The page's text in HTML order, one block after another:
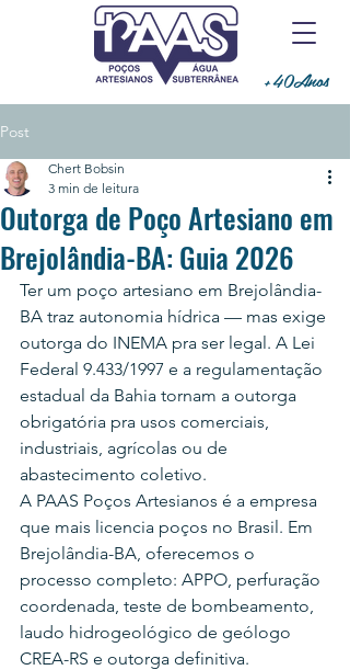
+40Anos
Post
Outorga de Poço Artesiano em
Brejolândia-BA: Guia 2026
Chert Bobsin
3 min de leitura
Ter um poço artesiano em Brejolândia-
BA traz autonomia hídrica — mas exige
outorga do INEMA pra ser legal. A Lei
Federal 9.433/1997 e a regulamentação
estadual da Bahia tornam a outorga
obrigatória pra usos comerciais,
industriais, agrícolas ou de
abastecimento coletivo.
A PAAS Poços Artesianos é a empresa
que mais licencia poços no Brasil. Em
Brejolândia-BA, oferecemos o
processo completo: APPO, perfuração
coordenada, teste de bombeamento,
laudo hidrogeológico de geólogo
CREA-RS e outorga definitiva.